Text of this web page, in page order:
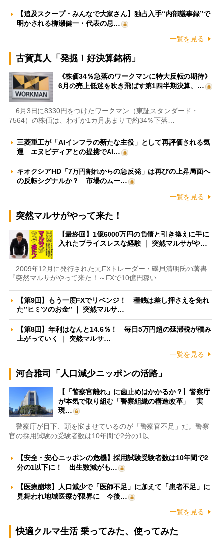
【追及スクープ・みんなで大家さん】独占入手“内部議事録”で
明かされる柳瀬健一・代表の思…
一覧を見る
古賀真人「発掘！好決算銘柄」
《株価34％急落のワークマンに特大反転の期待》
6月の売上低迷を吹き飛ばす第1四半期決算、…
6月3日に8330円をつけたワークマン（東証スタンダード・
7564）の株価は、わずか1カ月あまりで約34％下落…
三菱重工が「AIインフラの新たな主役」として再評価される気
運 エヌビディアとの提携でAI…
キオクシアHD「7万円割れからの急反発」は再びの上昇局面へ
の反転シグナルか？ 市場のムー…
一覧を見る
突然マルサがやって来た！
【最終回】1億6000万円の負債と引き換えに手に
入れたプライスレスな経験 ｜ 突然マルサがや…
2009年12月に発行された元FXトレーダー・磯貝清明氏の著書
『突然マルサがやって来た！～FXで10億円稼い…
【第9回】もう一度FXでリベンジ！ 種銭は差し押さえを免れ
た”ヒミツのお金” ｜ 突然マルサ…
【第8回】年利はなんと14.6％！ 毎日5万円超の延滞税が積み
上がっていく ｜ 突然マルサ…
一覧を見る
河合雅司「人口減少ニッポンの活路」
【「警察官離れ」に歯止めはかかるか？】警察庁
が本気で取り組む「警察組織の構造改革」 実
現…
警察庁が目下、頭を悩ませているのが「警察官不足」だ。警察
官の採用試験の受験者数は10年間で2分の1以…
【安全・安心ニッポンの危機】採用試験受験者数は10年間で2
分の1以下に！ 出生数減がも…
【医療崩壊】人口減少で「医師不足」に加えて「患者不足」に
見舞われ地域医療が限界に 今後…
一覧を見る
快適クルマ生活 乗ってみた、使ってみた